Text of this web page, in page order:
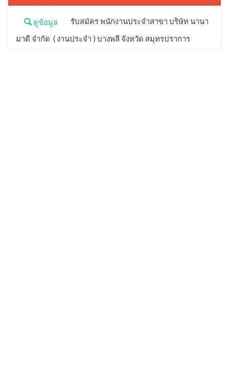
ดูข้อมูล
รับสมัคร พนักงานประจำสาขา บริษัท นานา
มาดี จำกัด ( งานประจำ ) บางพลี จังหวัด สมุทรปราการ